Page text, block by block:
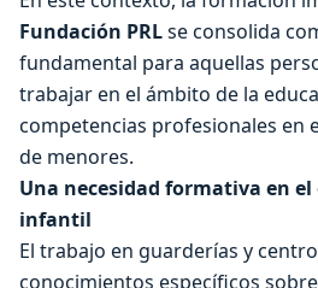
Fundación PRLse consolida
fundamental para aquellas
trabajar en el ámbito de la
competencias profesionales en
de menores.
Una necesidad formativa en
infantil
El trabajo en guarderías y
conocimientos específicos